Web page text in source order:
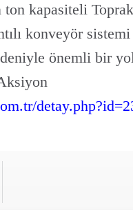
kapasiteli
konveyör
önemli bir